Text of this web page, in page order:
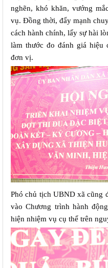
nghẽn, khó khăn, vướng
vụ. Đồng thời, đẩy mạnh
cách hành chính, lấy sự hài
làm thước đo đánh giá hiệu
đơn vị.
Phó chủ tịch UBND xã cũng
vào Chương trình hành
hiện nhiệm vụ cụ thể trên